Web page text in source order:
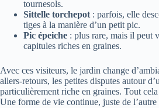
tournesols.
Sittelle torchepot : parfois, elle
tiges à la manière d’un petit pic.
Pic épeiche : plus rare, mais il peut
capitules riches en graines.
Avec ces visiteurs, le jardin change
allers-retours, les petites disputes autour
particulièrement riche en graines. Tout cela
Une forme de vie continue, juste de